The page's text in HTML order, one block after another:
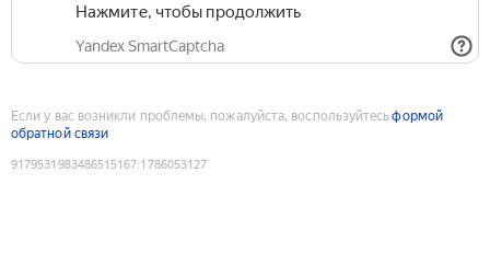
Нажмите, чтобы продолжить
Yandex SmartCaptcha
Если у вас возникли проблемы, пожалуйста, воспользуйтесьформой
обратной связи
9179531983486515167:1786053127